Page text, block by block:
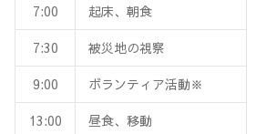
7:00
起床、朝食
7:30
被災地の視察
9:00
ボランティア活動※
13:00
昼食、移動